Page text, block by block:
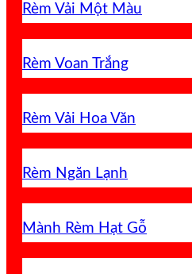
Rèm Vải Một Màu
Rèm Voan Trắng
Rèm Vải Hoa Văn
Rèm Ngăn Lạnh
Mành Rèm Hạt Gỗ